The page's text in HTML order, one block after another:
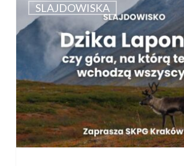
SLAJDOWISKA
slajdowisko
„Dzika
Laponia,
góra,
na
którą
teraz
wszyscy
wchodzą”